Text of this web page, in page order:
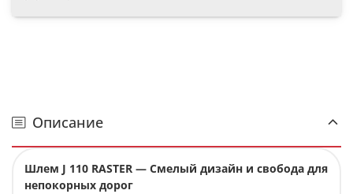
Описание
Шлем J 110 RASTER — Смелый дизайн и свобода для
непокорных дорог